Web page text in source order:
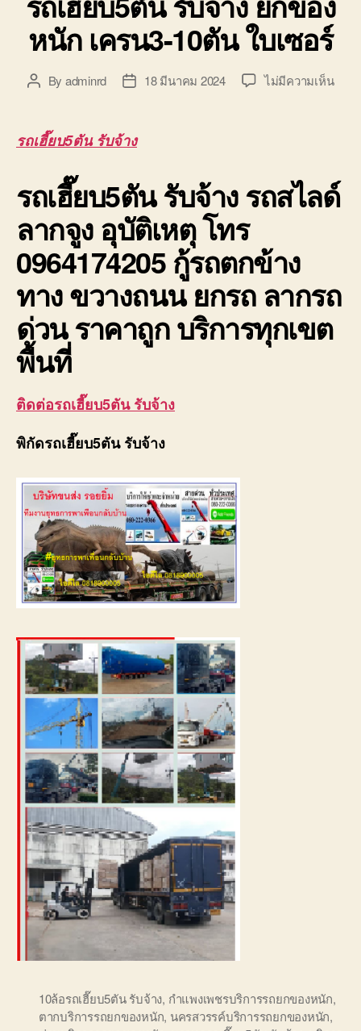
หนัก เครน3-10ตัน ใบเซอร์
PostBy adminrd
Post18 มีนาคม 2024 ไม่มีความเห็นบน
หนัก
เคร
รถเฮี๊ยบ5ตัน รับจ้าง
รถเฮี๊ยบ5ตัน รับจ้างรถสไลด์
ลากจูง อุบัติเหตุ โทร
0964174205 กู้รถตกข้าง
ทาง ขวางถนน ยกรถ ลากรถ
ด่วน ราคาถูก บริการทุกเขต
พื้นที่
ติดต่อรถเฮี๊ยบ5ตัน รับจ้าง
พิกัดรถเฮี๊ยบ5ตัน รับจ้าง
10ล้อรถเฮี๊ยบ5ตัน รับจ้าง, กำแพงเพชรบริการรถยกของหนัก,
ตากบริการรถยกของหนัก, นครสวรรค์บริการรถยกของหนัก,